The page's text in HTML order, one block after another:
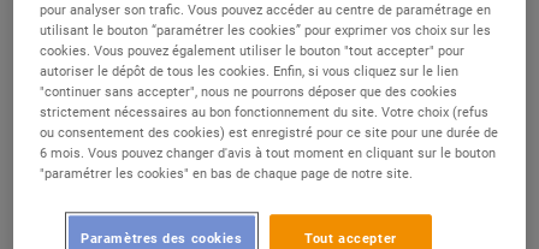
DÉSOLÉ, NOUS N'AVONS TROUVÉ
AUCUNE OFFRE CORRESPONDANT
À VOS CRITÈRES
Soyez alerté quand de nouvelles annonces sont
disponibles :
pour analyser son trafic. Vous pouvez accéder au centre de paramétrage en
utilisant le bouton “paramétrer les cookies” pour exprimer vos choix sur les
cookies. Vous pouvez également utiliser le bouton "tout accepter" pour
autoriser le dépôt de tous les cookies. Enfin, si vous cliquez sur le lien
"continuer sans accepter", nous ne pourrons déposer que des cookies
strictement nécessaires au bon fonctionnement du site. Votre choix (refus
ou consentement des cookies) est enregistré pour ce site pour une durée de
6 mois. Vous pouvez changer d'avis à tout moment en cliquant sur le bouton
"paramétrer les cookies" en bas de chaque page de notre site.
Tout accepter
Paramètres des cookies